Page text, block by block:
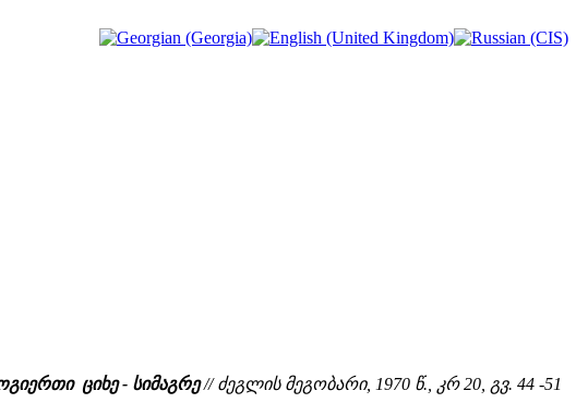
ციხე - სიმაგრე// ძეგლის მეგობარი, 1970 წ., კრ 20, გვ. 44 -51